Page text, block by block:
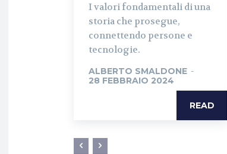
I valori fondamentali di una
storia che prosegue,
connettendo persone e
tecnologie.
ALBERTO SMALDONE -
28 FEBBRAIO 2024
READ